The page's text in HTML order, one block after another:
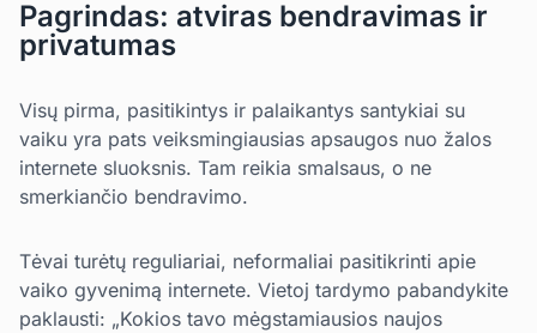
Pagrindas: atviras bendravimas ir
privatumas
Visų pirma, pasitikintys ir palaikantys santykiai su
vaiku yra pats veiksmingiausias apsaugos nuo žalos
internete sluoksnis. Tam reikia smalsaus, o ne
smerkiančio bendravimo.
Tėvai turėtų reguliariai, neformaliai pasitikrinti apie
vaiko gyvenimą internete. Vietoj tardymo pabandykite
paklausti: „Kokios tavo mėgstamiausios naujos